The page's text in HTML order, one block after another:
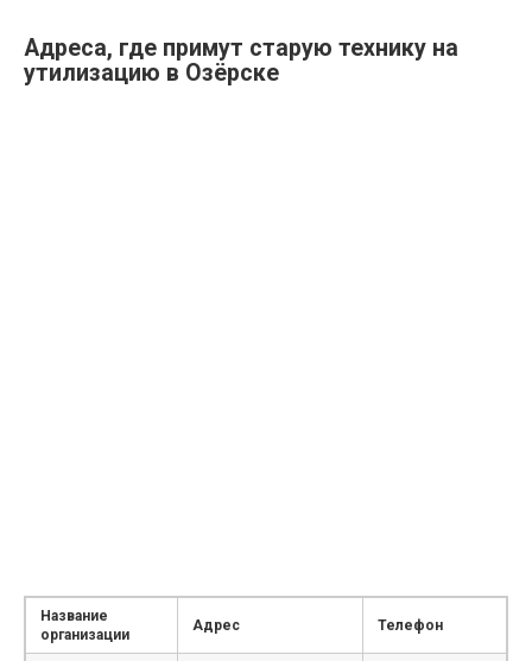
Адреса, где примут старую технику на
утилизацию в Озёрске
Название
организации
Адрес Телефон